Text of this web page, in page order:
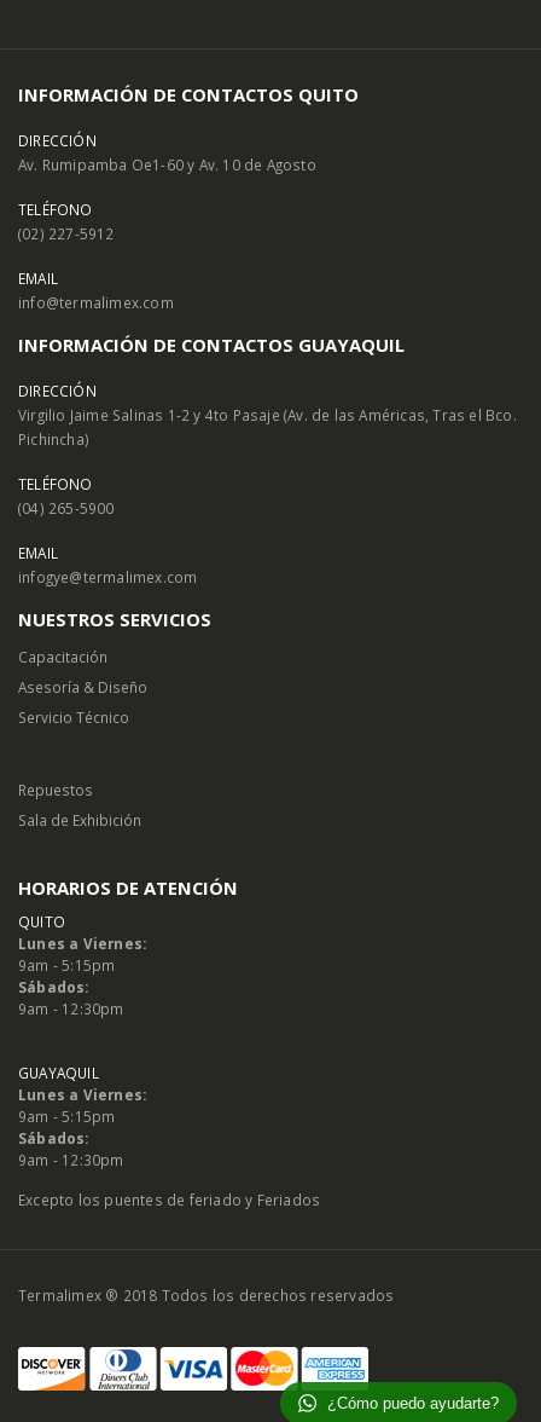
INFORMACIÓN DE CONTACTOS QUITO
DIRECCIÓN
Av. Rumipamba Oe1-60 y Av. 10 de Agosto
TELÉFONO
(02) 227-5912
EMAIL
info@termalimex.com
INFORMACIÓN DE CONTACTOS GUAYAQUIL
DIRECCIÓN
Virgilio Jaime Salinas 1-2 y 4to Pasaje (Av. de las Américas, Tras el Bco.
Pichincha)
TELÉFONO
(04) 265-5900
EMAIL
infogye@termalimex.com
NUESTROS SERVICIOS
Capacitación
Asesoría & Diseño
Servicio Técnico
Repuestos
Sala de Exhibición
HORARIOS DE ATENCIÓN
QUITO
Lunes a Viernes:
9am - 5:15pm
Sábados:
9am - 12:30pm
GUAYAQUIL
Lunes a Viernes:
9am - 5:15pm
Sábados:
9am - 12:30pm
Excepto los puentes de feriado y Feriados
Termalimex ® 2018 Todos los derechos reservados
¿Cómo puedo ayudarte?